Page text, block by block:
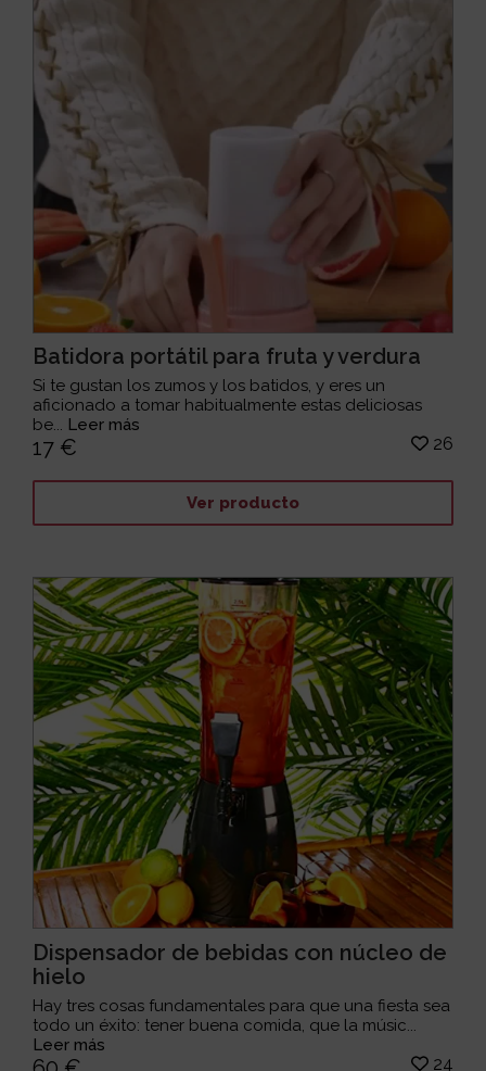
Batidora portátil para fruta y verdura
Si te gustan los zumos y los batidos, y eres un
aficionado a tomar habitualmente estas deliciosas
be... Leer más
17 € 26
Ver producto
Dispensador de bebidas con núcleo de
hielo
Hay tres cosas fundamentales para que una fiesta sea
todo un éxito: tener buena comida, que la músic...
Leer más
24